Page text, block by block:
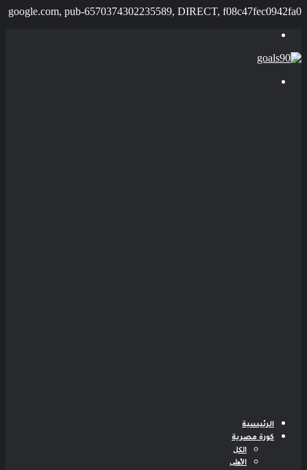
google.com, pub-6570374302235589, DIRECT, f08c47fec0942fa0
الرئيسية
كورة مصرية
الكل
الأهلى